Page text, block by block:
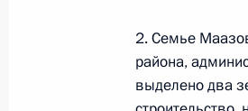
О ходе
2. Семье
района,
выделено два